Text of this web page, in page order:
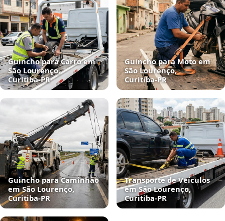
Guincho para Carro em
São Lourenço,
Curitiba‑PR
Guincho para Moto em
São Lourenço,
Curitiba‑PR
Guincho para Caminhão
em São Lourenço,
Curitiba‑PR
Transporte de Veículos
em São Lourenço,
Curitiba‑PR